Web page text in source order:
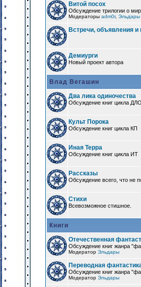
Витой посох
Обсуждение трилогии о
Модераторы adm0r, Эльдары
Встречи, объявления и
Демиурги
Новый проект автора
Влад Вегашин
Два лика одиночества
Обсуждение книг цикла ДЛО
Культ Порока
Обсуждение книг цикла КП
Иная Терра
Обсуждение книг цикла ИТ
Рассказы
Обсуждение всего, что не
Стихи
Всевозможное стишное.
Книги
Отечественная
Обсуждение книг жанра
Модератор Эльдары
Переводная
Обсуждение книг жанра
Модератор Эльдары